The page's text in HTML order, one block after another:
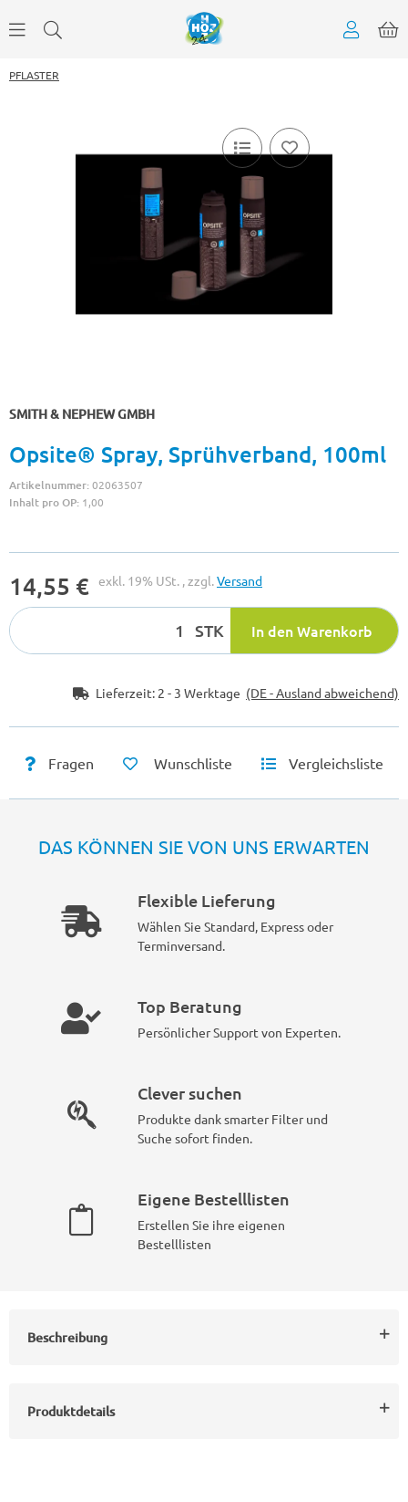
PFLASTER
SMITH & NEPHEW GMBH
Opsite® Spray, Sprühverband, 100ml
Artikelnummer:02063507
Inhalt pro OP: 1,00
14,55 € exkl. 19% USt. , zzgl.Versand
STK In den Warenkorb
Lieferzeit: 2 - 3 Werktage (DE - Ausland abweichend)
Fragen Wunschliste Vergleichsliste
DAS KÖNNEN SIE VON UNS ERWARTEN
Flexible Lieferung
Wählen Sie Standard, Express oder
Terminversand.
Top Beratung
Persönlicher Support von Experten.
Clever suchen
Produkte dank smarter Filter und
Suche sofort finden.
Eigene Bestelllisten
Erstellen Sie ihre eigenen
Bestelllisten
Beschreibung
Produktdetails